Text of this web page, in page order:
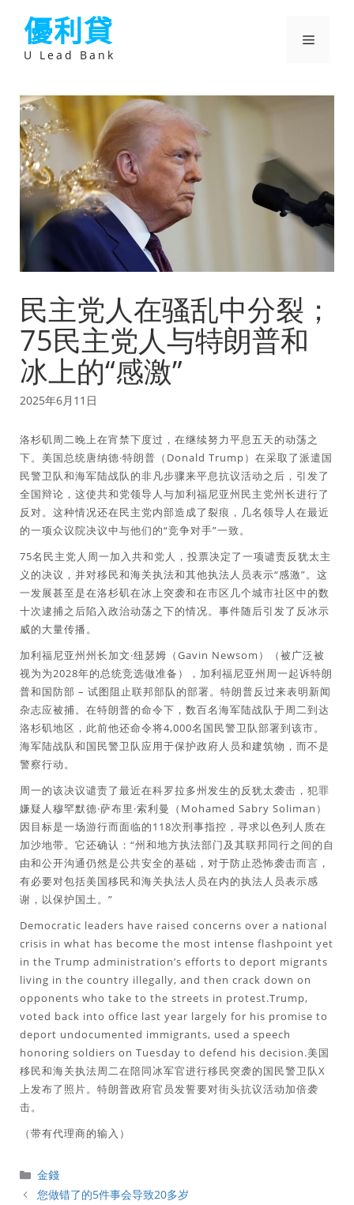
優利貸
U Lead Bank
選
民主党人在骚乱中分裂；
75民主党人与特朗普和
冰上的“感激”
2025年6月11日
洛杉矶周二晚上在宵禁下度过，在继续努力平息五天的动荡之
下。美国总统唐纳德·特朗普（Donald Trump）在采取了派遣国
民警卫队和海军陆战队的非凡步骤来平息抗议活动之后，引发了
全国辩论，这使共和党领导人与加利福尼亚州民主党州长进行了
反对。这种情况还在民主党内部造成了裂痕，几名领导人在最近
的一项众议院决议中与他们的“竞争对手”一致。
75名民主党人周一加入共和党人，投票决定了一项谴责反犹太主
义的决议，并对移民和海关执法和其他执法人员表示“感激”。这
一发展甚至是在洛杉矶在冰上突袭和在市区几个城市社区中的数
十次逮捕之后陷入政治动荡之下的情况。事件随后引发了反冰示
威的大量传播。
加利福尼亚州州长加文·纽瑟姆（Gavin Newsom）（被广泛被
视为为2028年的总统竞选做准备），加利福尼亚州周一起诉特朗
普和国防部 – 试图阻止联邦部队的部署。特朗普反过来表明新闻
杂志应被捕。在特朗普的命令下，数百名海军陆战队于周二到达
洛杉矶地区，此前他还命令将4,000名国民警卫队部署到该市。
海军陆战队和国民警卫队应用于保护政府人员和建筑物，而不是
警察行动。
周一的该决议谴责了最近在科罗拉多州发生的反犹太袭击，犯罪
嫌疑人穆罕默德·萨布里·索利曼（Mohamed Sabry Soliman）
因目标是一场游行而面临的118次刑事指控，寻求以色列人质在
加沙地带。它还确认：“州和地方执法部门及其联邦同行之间的自
由和公开沟通仍然是公共安全的基础，对于防止恐怖袭击而言，
有必要对包括美国移民和海关执法人员在内的执法人员表示感
谢，以保护国土。”
Democratic leaders have raised concerns over a national
crisis in what has become the most intense flashpoint yet
in the Trump administration’s efforts to deport migrants
living in the country illegally, and then crack down on
opponents who take to the streets in protest.Trump,
voted back into office last year largely for his promise to
deport undocumented immigrants, used a speech
honoring soldiers on Tuesday to defend his decision.美国
移民和海关执法周二在陪同冰军官进行移民突袭的国民警卫队X
上发布了照片。特朗普政府官员发誓要对街头抗议活动加倍袭
击。
（带有代理商的输入）
分
類
金錢
您做错了的5件事会导致20多岁